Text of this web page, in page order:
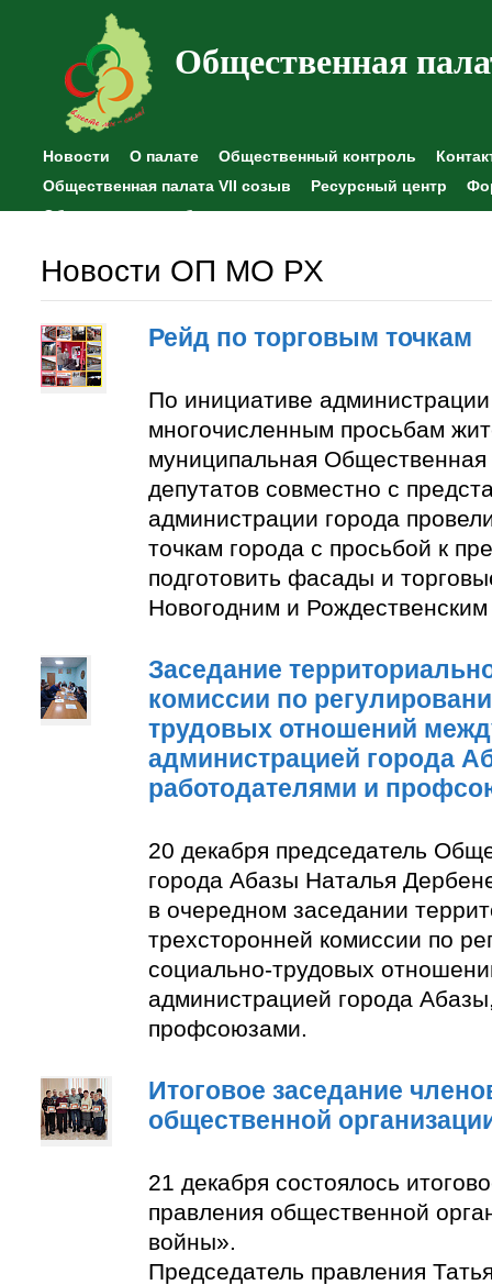
Общественная
Новости О палате Общественный контроль
Общественная палата VII созыв
Ресурсный центр
Общественные наблюдения
Новости ОП МО РХ
Рейд по торговым точкам
По инициативе
многочисленным просьбам
муниципальная Общественная
депутатов совместно с
администрации города
точкам города с просьбой к
подготовить фасады и
Новогодним и
Заседание
комиссии по
трудовых отношений
администрацией города
работодателями и
20 декабря председатель
города Абазы Наталья
в очередном заседании
трехсторонней комиссии по
социально-трудовых
администрацией города
профсоюзами.
Итоговое заседание
общественной
21 декабря состоялось
правления общественной
войны».
Председатель правления